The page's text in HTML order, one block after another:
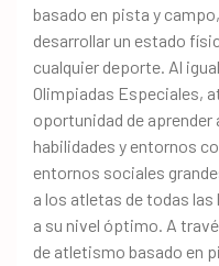
basado en pista y
desarrollar un estado
cualquier deporte. Al
Olimpiadas Especiales,
oportunidad de aprender
habilidades y entornos
entornos sociales
a los atletas de todas
a su nivel óptimo. A
de atletismo basado en